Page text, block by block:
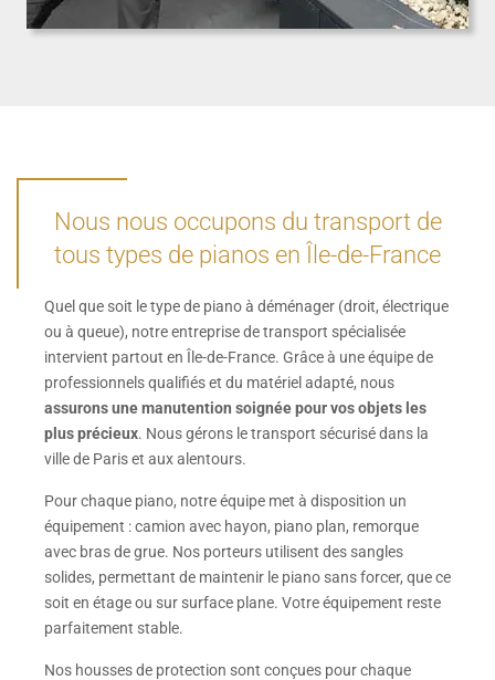
Nous nous occupons du transport de
tous types de pianos en Île-de-France
Quel que soit le type de piano à déménager (droit, électrique
ou à queue), notre entreprise de transport spécialisée
intervient partout en Île-de-France. Grâce à une équipe de
professionnels qualifiés et du matériel adapté, nous
assurons une manutention soignée pour vos objets les
plus précieux. Nous gérons le transport sécurisé dans la
ville de Paris et aux alentours.
Pour chaque piano, notre équipe met à disposition un
équipement : camion avec hayon, piano plan, remorque
avec bras de grue. Nos porteurs utilisent des sangles
solides, permettant de maintenir le piano sans forcer, que ce
soit en étage ou sur surface plane. Votre équipement reste
parfaitement stable.
Nos housses de protection sont conçues pour chaque